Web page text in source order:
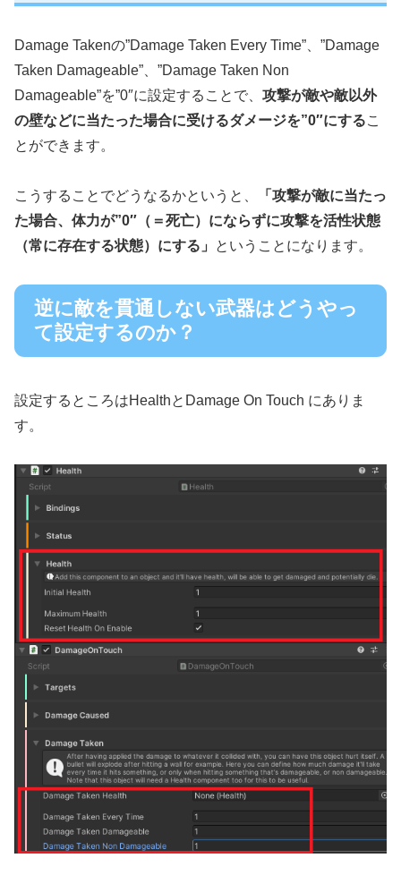
Damage Takenの”Damage Taken Every Time”、”Damage
Taken Damageable”、”Damage Taken Non
Damageable”を”0″に設定することで、 攻撃が敵や敵以外
の壁などに当たった場合に受けるダメージを”0″にするこ
とができます。
こうすることでどうなるかというと、
「攻撃が敵に当たっ
た場合、体力が”0″（＝死亡）にならずに攻撃を活性状態
（常に存在する状態） にする」 ということになります。
逆に敵を貫通しない武器はどうやっ
て設定するのか？
設定するところはHealthとDamage On Touch にありま
す。